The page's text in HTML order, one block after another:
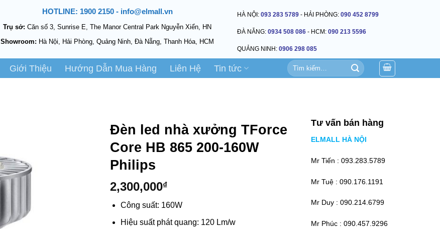
HOTLINE: 1900 2150 - info@elmall.vn
Trụ sở: Căn số 3, Sunrise E, The Manor Central Park Nguyễn Xiển, HN
Showroom: Hà Nội, Hải Phòng, Quảng Ninh, Đà Nẵng, Thanh Hóa, HCM
HÀ NỘI: 093 283 5789- HẢI PHÒNG: 090 452 8799
ĐÀ NẴNG: 0934 508 086- HCM:090 213 5596
QUẢNG NINH: 0906 298 085
Giới Thiệu Hướng Dẫn Mua Hàng Liên Hệ Tin tức
Tìm
kiếm:
Đèn led nhà xưởng TForce
Core HB 865 200-160W
Philips
2,300,000₫
Công suất: 160W
Hiệu suất phát quang: 120 Lm/w
Tư vấn bán hàng
ELMALL HÀ NỘI
Mr Tiến : 093.283.5789
Mr Tuệ : 090.176.1191
Mr Duy : 090.214.6799
Mr Phúc : 090.457.9296